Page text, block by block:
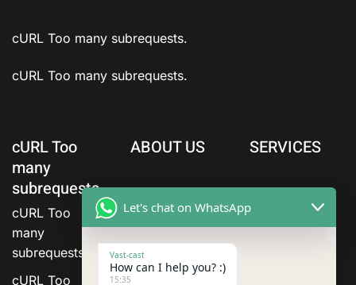
cURL Too many subrequests.
cURL Too many subrequests.
cURL Too
many
subrequests.
cURL Too
many
subrequests.
cURL Too
ABOUT US SERVICES
Let's chat on WhatsApp
Vast-cast
How can I help you? :)
15:35